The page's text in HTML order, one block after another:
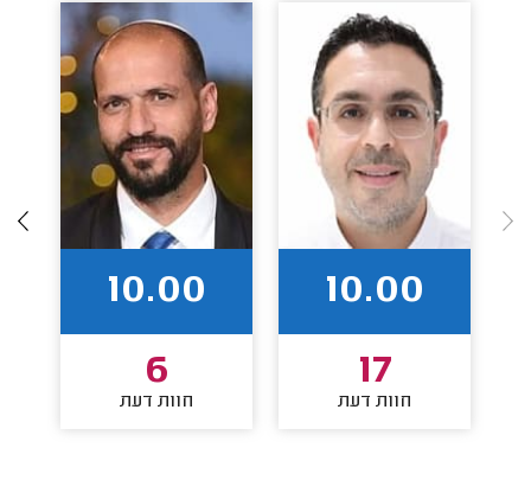
10.00
17
חוות דעת
10.00
6
חוות דעת